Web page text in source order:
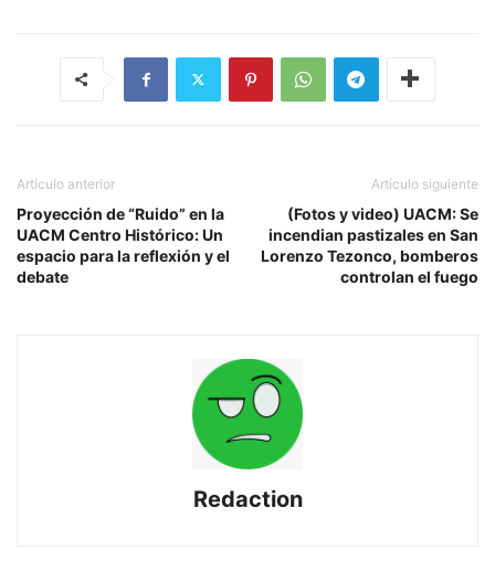
Artículo anterior
Proyección de “Ruido” en la
UACM Centro Histórico: Un
espacio para la reflexión y el
debate
Artículo siguiente
(Fotos y video) UACM: Se
incendian pastizales en San
Lorenzo Tezonco, bomberos
controlan el fuego
Redaction